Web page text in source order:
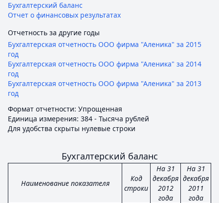
Бухгалтерский баланс
Отчет о финансовых результатах
Отчетность за другие годы
Бухгалтерская отчетность ООО фирма "Аленика" за 2015
год
Бухгалтерская отчетность ООО фирма "Аленика" за 2014
год
Бухгалтерская отчетность ООО фирма "Аленика" за 2013
год
Формат отчетности: Упрощенная
Единица измерения: 384 - Тысяча рублей
Для удобства скрыты нулевые строки
Бухгалтерский баланс
Наименование показателя
Код
строки
На 31
декабря
2012
года
На 31
декабря
2011
года